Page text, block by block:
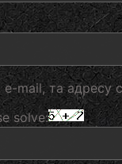
mail, та адресу
solve: